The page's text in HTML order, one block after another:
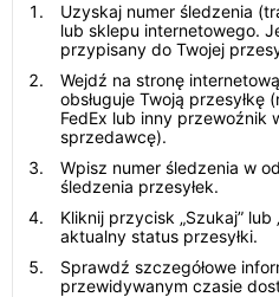
Uzyskaj numer śledzenia
lub sklepu internetowego.
przypisany do Twojej
Wejdź na stronę
obsługuje Twoją przesyłkę
FedEx lub inny przewoźnik
sprzedawcę).
Wpisz numer śledzenia w
śledzenia przesyłek.
Kliknij przycisk „Szukaj”
aktualny status przesyłki.
Sprawdź szczegółowe
przewidywanym czasie